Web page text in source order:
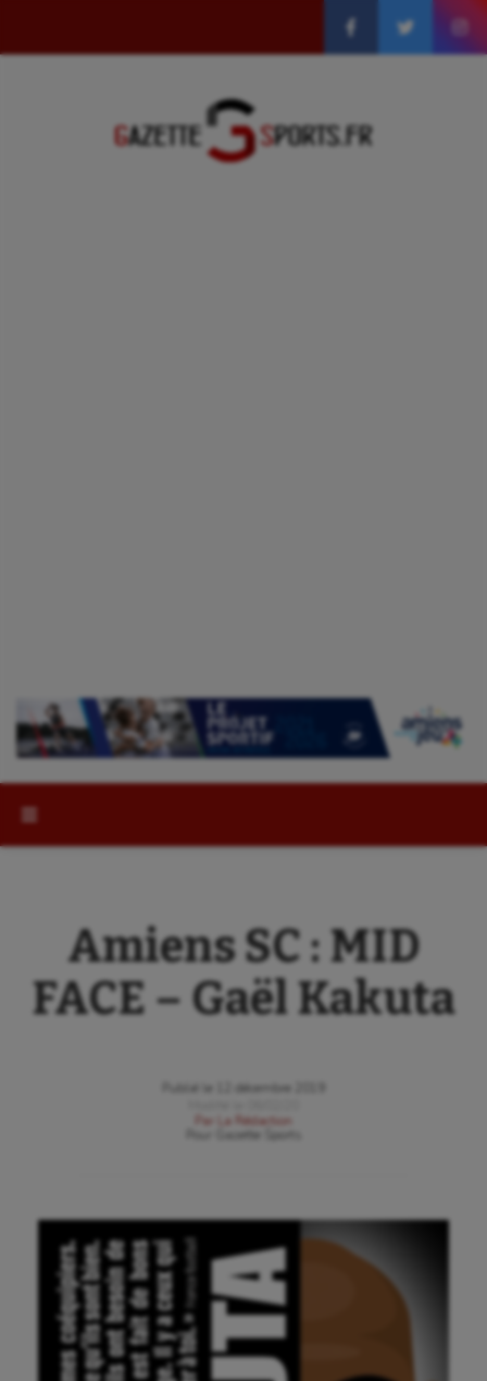
Amiens SC : MID
FACE – Gaël Kakuta
Publié le
12 décembre 2019
Par
La Rédaction
Gazette Sports